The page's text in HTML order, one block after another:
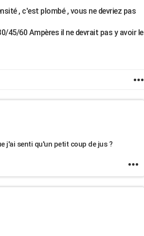
, c'est plombé , vous ne devriez pas
45/60 Ampères il ne devrait pas y avoir le
j'ai senti qu'un petit coup de jus ?